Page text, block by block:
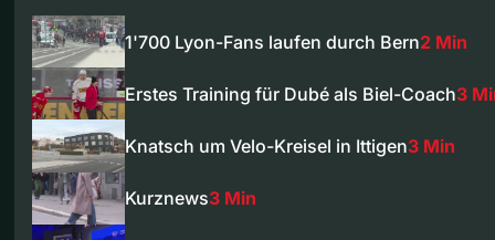
1'700 Lyon-Fans laufen durch Bern2 Min
Erstes Training für Dubé als Biel-Coach3
Knatsch um Velo-Kreisel in Ittigen3 Min
Kurznews3 Min